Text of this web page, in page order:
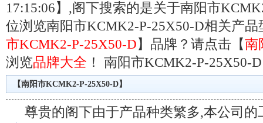
17:15:06】,阁下搜索的是关于南阳市
位浏览南阳市KCMK2-P-25X50-D相关产
市KCMK2-P-25X50-D 】品牌？请点击【南
浏览品牌大全 ！ 南阳市KCMK2-P-25X50-D
【南阳市KCMK2-P-25X50-D】
尊贵的阁下由于产品种类繁多,本公司